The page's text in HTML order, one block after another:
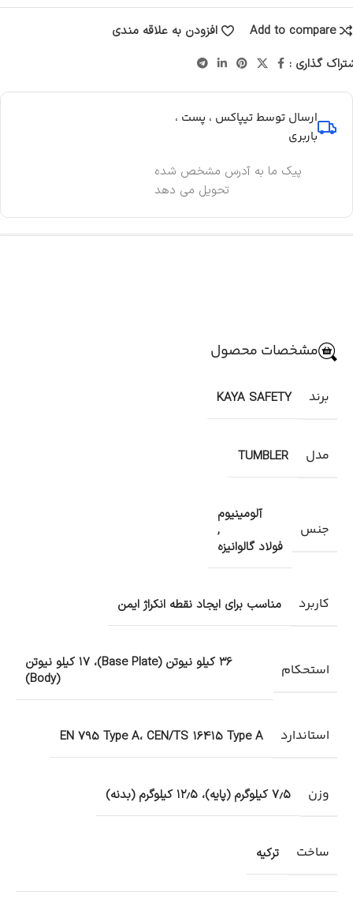
Add to compare
افزودن به علاقه مندی
گذاری :
ارسال توسط تیپاکس ، پست ،
باربری
پیک ما به آدرس مشخص شده
تحویل می دهد
مشخصات محصول
برند KAYA SAFETY
مدل TUMBLER
جنس
آلومینیوم
,
فولاد گالوانیزه
کاربرد مناسب برای ایجاد نقطه انکراژ ایمن
استحکام
۳۶ کیلو نیوتن (Base Plate)، ۱۷ کیلو نیوتن
(Body)
استاندارد EN 795 Type A، CEN/TS 16415 Type A
وزن ۷٫۵ کیلوگرم (پایه)، ۱۲٫۵ کیلوگرم (بدنه)
ساخت ترکیه